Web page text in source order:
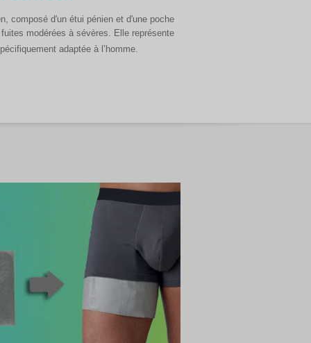
composé d'un étui pénien et d'une poche
modérées à sévères. Elle représente
adaptée à l’homme.